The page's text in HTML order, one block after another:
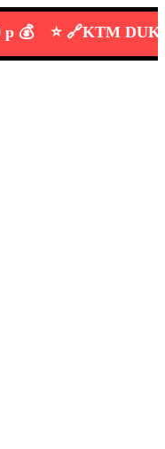
⭐️ 🔗 KTM DUKE